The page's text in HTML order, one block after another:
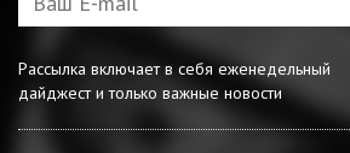
Рассылка включает в себя еженедельный
дайджест и только важные новости